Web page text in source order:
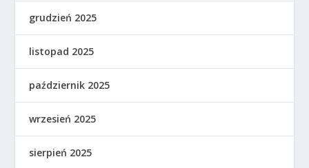
grudzień 2025
listopad 2025
październik 2025
wrzesień 2025
sierpień 2025